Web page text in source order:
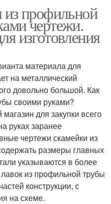
из профильной
чертежи.
изготовления
материала для
на металлический
довольно большой. Как
своими руками?
для закупки всего
руках заранее
чертежи скамейки из
размеры главных
указываются в более
из профильной трубы
конструкции, с
на схеме.